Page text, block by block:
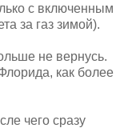
с включенным
за газ зимой).
не вернусь.
как более
чего сразу